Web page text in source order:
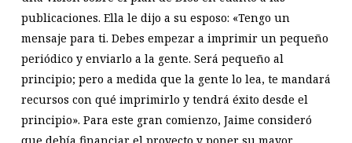
publicaciones. Ella le dijo a su esposo: «Tengo un
mensaje para ti. Debes empezar a imprimir un pequeño
periódico y enviarlo a la gente. Será pequeño al
principio; pero a medida que la gente lo lea, te mandará
recursos con qué imprimirlo y tendrá éxito desde el
principio». Para este gran comienzo, Jaime consideró